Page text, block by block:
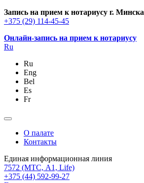
Запись на прием к нотариусу г. Минска
+375 (29) 114-45-45
Онлайн-запись на прием к нотариусу
Ru
Ru
Eng
Bel
Es
Fr
О палате
Контакты
Единая информационная линия
7572 (МТС, A1, Life)
+375 (44) 592-99-27